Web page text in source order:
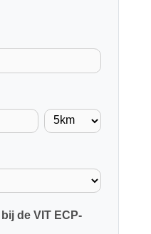
de VIT ECP-